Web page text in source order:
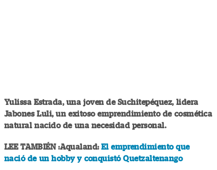
Yulissa Estrada, una joven de Suchitepéquez, lidera
Jabones Luli, un exitoso emprendimiento de cosmética
natural nacido de una necesidad personal.
LEE TAMBIÉN :Aqualand:El emprendimiento que
nació de un hobby y conquistó Quetzaltenango